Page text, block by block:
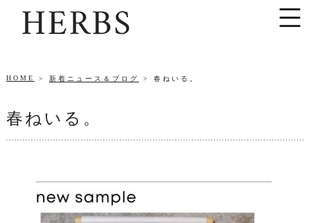
HOME 新着ニュース＆ブログ 春ねいる。
春ねいる。